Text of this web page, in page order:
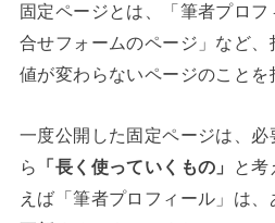
固定ページとは、「筆者プロ
合せフォームのページ」など
値が変わらないページのことを
一度公開した固定ページは、
ら
「長く使っていくもの」
と
えば「筆者プロフィール」は